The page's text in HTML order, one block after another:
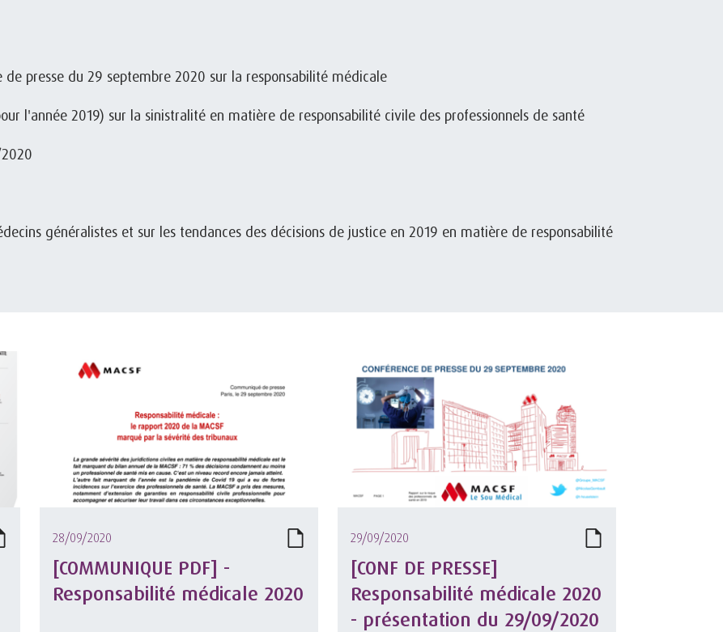
presse du 29 septembre 2020 sur la responsabilité médicale
l'année 2019) sur la sinistralité en matière de responsabilité civile des professionnels de santé
généralistes et sur les tendances des décisions de justice en 2019 en matière de responsabilité
28/09/2020
[COMMUNIQUE PDF] -
Responsabilité médicale 2020
29/09/2020
[CONF DE PRESSE]
Responsabilité médicale 2020
- présentation du 29/09/2020